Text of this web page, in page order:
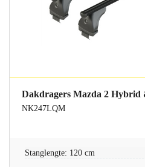
Dakdragers Mazda 2 Hybrid
NK247LQM
Stanglengte: 120 cm